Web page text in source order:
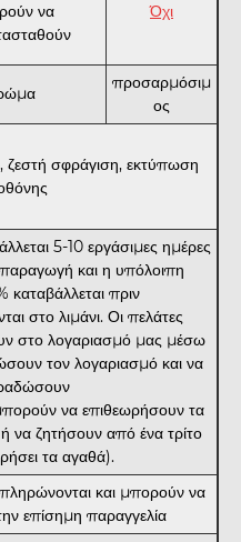
να
Όχι
προσαρμόσιμ
ος
ζεστή σφράγιση, εκτύπωση
5-10 εργάσιμες ημέρες
και η υπόλοιπη
πριν
στο λιμάνι. Οι πελάτες
στο λογαριασμό μας μέσω
τον λογαριασμό και να
να επιθεωρήσουν τα
να ζητήσουν από ένα τρίτο
τα αγαθά).
και μπορούν να
επίσημη παραγγελία